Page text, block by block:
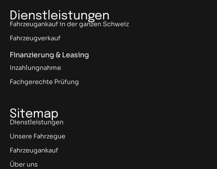
t
o
k
e
b
o
o
k
t
a
r
m
Dienstleistungen
Fahrzeugankauf in der ganzen Schweiz
Fahrzeugverkauf
Finanzierung & Leasing
Inzahlungnahme
Fachgerechte Prüfung
Sitemap
Dienstleistungen
Unsere Fahrzegue
Fahrzeugankauf
Über uns